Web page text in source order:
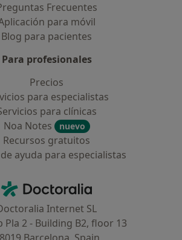
Frecuentes
para móvil
Blog para pacientes
Para profesionales
Precios
para especialistas
para clínicas
Noa Notes
nuevo
Recursos gratuitos
ayuda para especialistas
Doctoralia - Página de inicio
Internet SL
Pla 2 - Building B2, floor 13